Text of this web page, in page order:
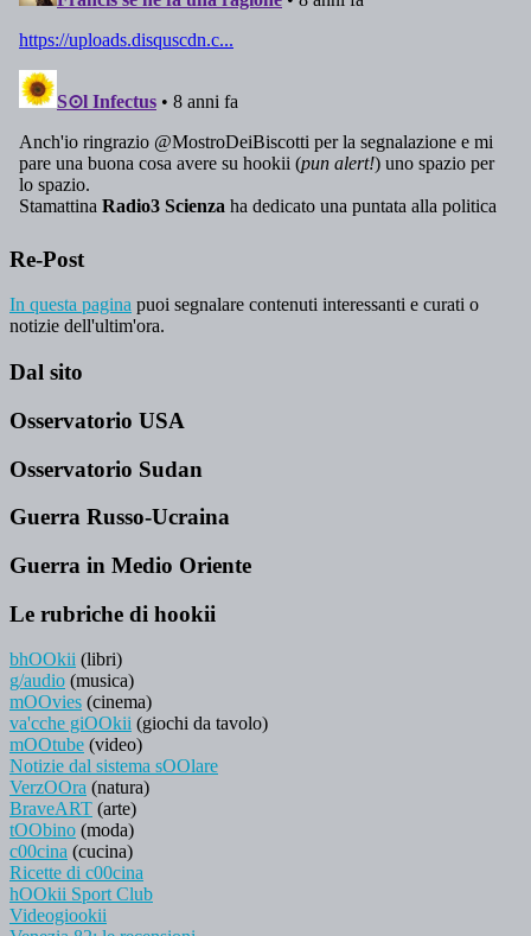
Re-Post
In questa pagina puoi segnalare contenuti interessanti e curati o
notizie dell'ultim'ora.
Dal sito
Osservatorio USA
Osservatorio Sudan
Guerra Russo-Ucraina
Guerra in Medio Oriente
Le rubriche di hookii
bhOOkii (libri)
g/audio (musica)
mOOvies (cinema)
va'cche giOOkii (giochi da tavolo)
mOOtube (video)
Notizie dal sistema sOOlare
VerzOOra (natura)
BraveART (arte)
tOObino (moda)
c00cina (cucina)
Ricette di c00cina
hOOkii Sport Club
Videogiookii